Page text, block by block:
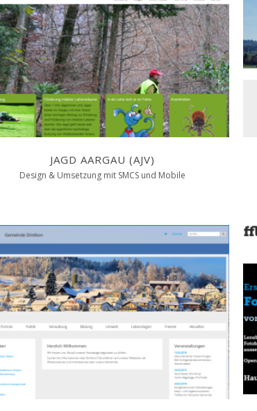
JAGD AARGAU (AJV)
Design & Umsetzung mit SMCS und Mobile